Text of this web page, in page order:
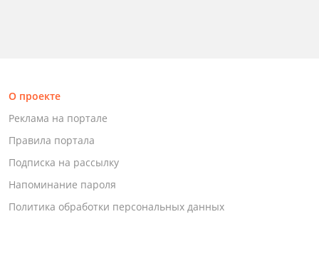
О проекте
Реклама на портале
Правила портала
Подписка на рассылку
Напоминание пароля
Политика обработки персональных данных